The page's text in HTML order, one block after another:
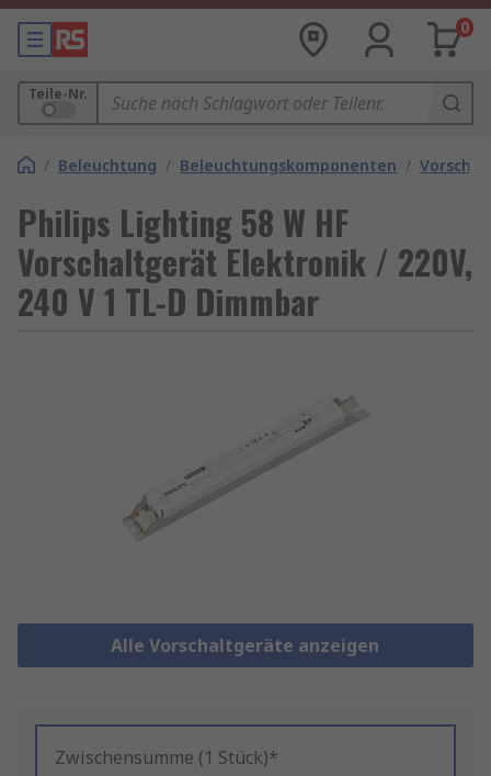
0
Teile-Nr.
/ Beleuchtung / Beleuchtungskomponenten /
Philips Lighting 58 W HF
Vorschaltgerät Elektronik / 220V,
240 V 1 TL-D Dimmbar
Alle Vorschaltgeräte anzeigen
Zwischensumme (1 Stück)*